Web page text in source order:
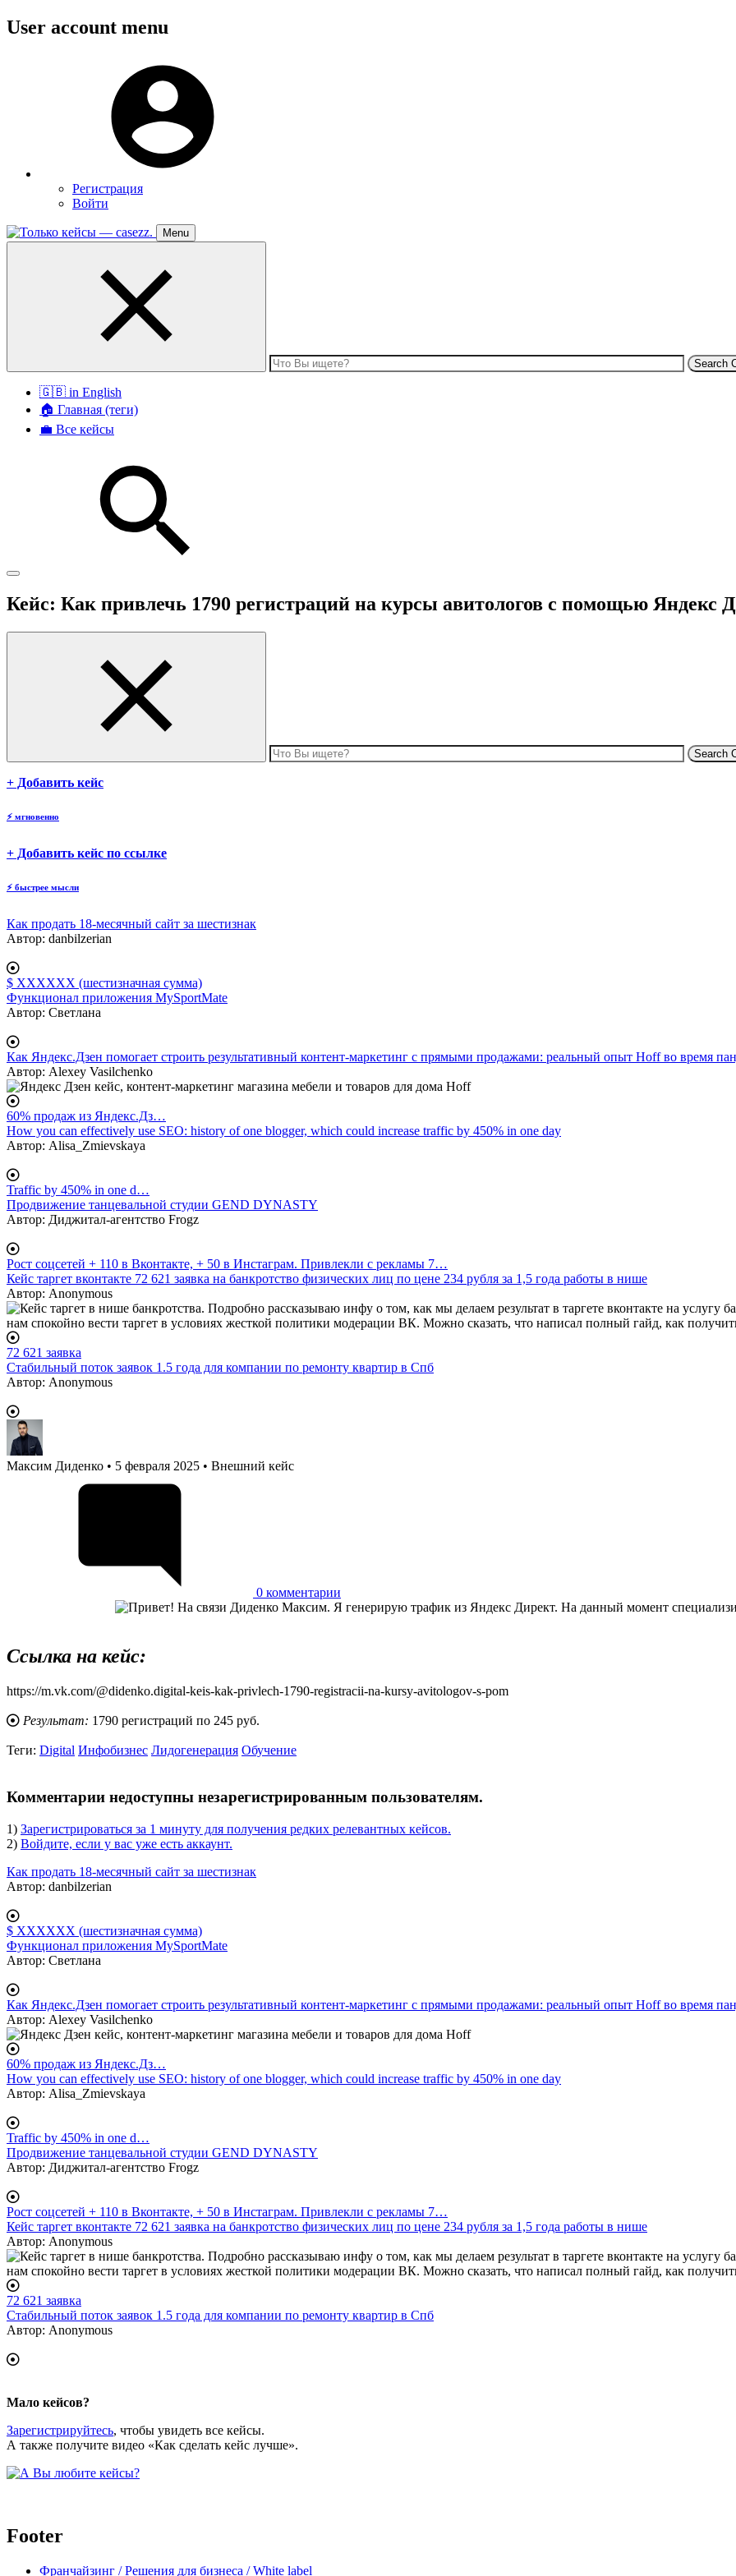
Перейти
к
User account menu
Регистрация
Войти
Menu
Toggle
Search
🇬🇧 in English
🏠 Главная (теги)
💼 Все кейсы
Кейс: Как привлечь 1790 регистраций на курсы авитологов с помощью
Search
body
+ Добавить кейс
⚡ мгновенно
body
+ Добавить кейс по ссылке
⚡ быстрее мысли
Как продать 18-месячный сайт за шестизнак
Автор: danbilzerian
$ XXXXXX (шестизначная сумма)
Функционал приложения MySportMate
Автор: Светлана
Как Яндекс.Дзен помогает строить результативный контент-маркетинг с прямыми продажами: реальный опыт Hoff во время
Автор: Alexey Vasilchenko
60% продаж из Яндекс.Дз…
How you can effectively use SEO: history of one blogger, which could increase traffic by 450% in one day
Автор: Alisa_Zmievskaya
Traffic by 450% in one d…
Продвижение танцевальной студии GEND DYNASTY
Автор: Диджитал-агентство Frogz
Рост соцсетей + 110 в Вконтакте, + 50 в Инстаграм. Привлекли с рекламы 7…
Кейс таргет вконтакте 72 621 заявка на банкротство физических лиц по цене 234 рубля за 1,5 года работы в нише
Автор: Anonymous
72 621 заявка
Стабильный поток заявок 1.5 года для компании по ремонту квартир в Спб
Автор: Anonymous
Максим Диденко • 5 февраля 2025 • Внешний кейс
0 комментарии
Ссылка на кейс:
https://m.vk.com/@didenko.digital-keis-kak-privlech-1790-registracii-na-kursy-avitologov-s-pom
Результат: 1790 регистраций по 245 руб.
Теги: Digital Инфобизнес Лидогенерация Обучение
body
Комментарии недоступны незарегистрированным пользователям.
1) Зарегистрироваться за 1 минуту для получения редких релевантных кейсов.
2) Войдите, если у вас уже есть аккаунт.
Как продать 18-месячный сайт за шестизнак
Автор: danbilzerian
$ XXXXXX (шестизначная сумма)
Функционал приложения MySportMate
Автор: Светлана
Как Яндекс.Дзен помогает строить результативный контент-маркетинг с прямыми продажами: реальный опыт Hoff во время
Автор: Alexey Vasilchenko
60% продаж из Яндекс.Дз…
How you can effectively use SEO: history of one blogger, which could increase traffic by 450% in one day
Автор: Alisa_Zmievskaya
Traffic by 450% in one d…
Продвижение танцевальной студии GEND DYNASTY
Автор: Диджитал-агентство Frogz
Рост соцсетей + 110 в Вконтакте, + 50 в Инстаграм. Привлекли с рекламы 7…
Кейс таргет вконтакте 72 621 заявка на банкротство физических лиц по цене 234 рубля за 1,5 года работы в нише
Автор: Anonymous
72 621 заявка
Стабильный поток заявок 1.5 года для компании по ремонту квартир в Спб
Автор: Anonymous
body
Мало кейсов?
Зарегистрируйтесь, чтобы увидеть все кейсы.
А также получите видео «Как сделать кейс лучше».
Footer
Франчайзинг / Решения для бизнеса / White label